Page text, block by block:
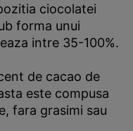
ciocolatei
forma unui
intre 35-100%.
de cacao de
este compusa
fara grasimi sau